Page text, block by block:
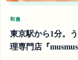
和食
東京駅から1分。
理専門店『